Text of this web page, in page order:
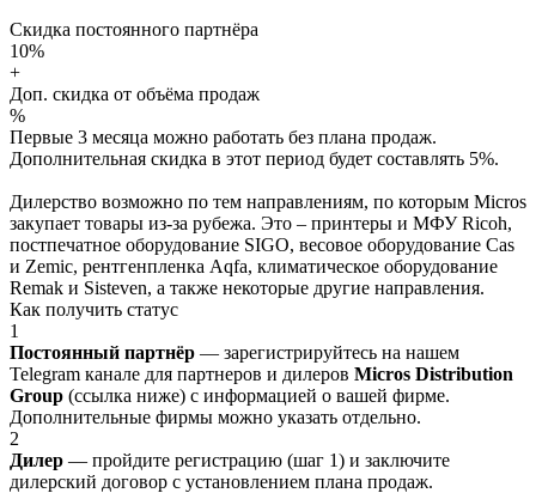
Скидка постоянного партнёра
10%
+
Доп. скидка от объёма продаж
%
Первые 3 месяца можно работать без плана продаж.
Дополнительная скидка в этот период будет составлять 5%.
Дилерство возможно по тем направлениям, по которым Micros
закупает товары из-за рубежа. Это – принтеры и МФУ Ricoh,
постпечатное оборудование SIGO, весовое оборудование Cas
и Zemic, рентгенпленка Aqfa, климатическое оборудование
Remak и Sisteven, а также некоторые другие направления.
Как получить статус
1
Постоянный партнёр — зарегистрируйтесь на нашем
Telegram канале для партнеров и дилеров Micros Distribution
Group (ссылка ниже) с информацией о вашей фирме.
Дополнительные фирмы можно указать отдельно.
2
Дилер — пройдите регистрацию (шаг 1) и заключите
дилерский договор с установлением плана продаж.